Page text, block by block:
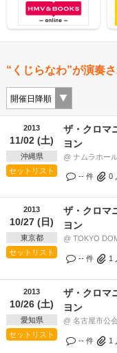
“くじらなわ”が演奏
2013
11/02 (土)
沖縄県
セットリスト
ザ・クロマ
ヨン
@ ナムラホー
-- 件 0
2013
10/27 (日)
東京都
セットリスト
ザ・クロマ
ヨン
@ TOKYO
-- 件 1
2013
10/26 (土)
愛知県
セットリスト
ザ・クロマ
ヨン
@ 名古屋市公
-- 件 1